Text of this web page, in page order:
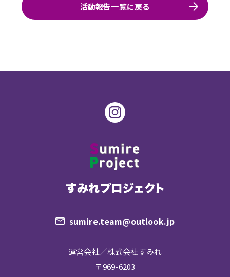
活動報告一覧に戻る
sumire.team@outlook.jp
運営会社／株式会社すみれ
〒969-6203